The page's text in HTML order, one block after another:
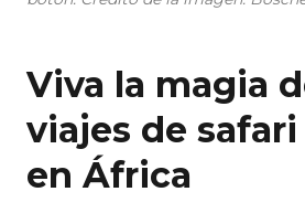
Viva la magia
viajes de
en África